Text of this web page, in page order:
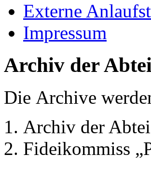
Externe
Impressum
Archiv der
Die Archive
Archiv der
Fideikommiss